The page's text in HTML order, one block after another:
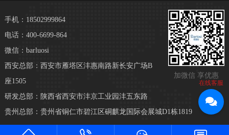
加微信 享优惠
手机：18502999864
电话：400-6699-864
微信：barluosi
西安总部：西安市雁塔区沣惠南路新长安广场B
座1505
研发总部：陕西省西安市沣京工业园沣五东路
贵州总部：贵州省铜仁市碧江区硐麒龙国际会展城D1栋1819
在线客服